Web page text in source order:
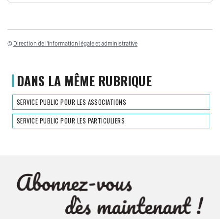
© Direction de l'information légale et administrative
DANS LA MÊME RUBRIQUE
SERVICE PUBLIC POUR LES ASSOCIATIONS
SERVICE PUBLIC POUR LES PARTICULIERS